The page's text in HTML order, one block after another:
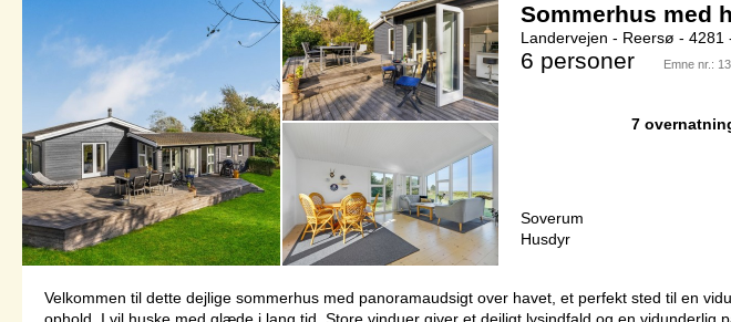
Sommerhus med
Landervejen - Reersø - 4281
6 personer Emne nr.:
7
Soverum
Husdyr
Velkommen til dette dejlige sommerhus med panoramaudsigt over havet, et perfekt sted til en